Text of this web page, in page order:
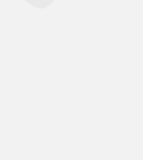
naar een externe